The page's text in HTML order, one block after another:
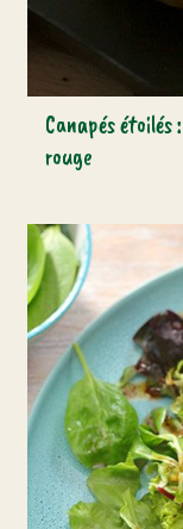
Canapés
rouge